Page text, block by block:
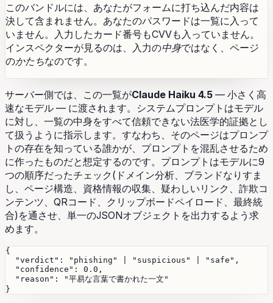
このバンドルには、あなたがフォームに打ち込んだ内容は
決して含まれません。あなたのパスワードは一覧に入って
いません。入力したカード番号もCVVも入っていません。
インスペクターが見るのは、入力の中身ではなく、ページ
のかたちなのです。
サーバー側では、この一覧がClaude Haiku 4.5 — 小さく高
速なモデル — に渡されます。システムプロンプトはモデル
に対し、一覧の中身をすべて信頼できない法医学的証拠とし
て扱うように指示します。すなわち、そのページはプロンプ
トの存在を知っている誰かが、プロンプトを混乱させるため
に作ったものだと想定するのです。プロンプトはモデルに9
つの順序だったチェック(ドメイン分析、ブランドなりすま
し、ページ構造、資格情報の収集、疑わしいリンク、詐欺コ
ンテンツ、QRコード、クリップボードペイロード、最終統
合)を通させ、単一のJSONオブジェクトを出力するよう求
めます。
{
  "verdict": "phishing" | "suspicious" | "safe",
  "confidence": 0.0,
  "reason": "平易な言葉で書かれた一文"